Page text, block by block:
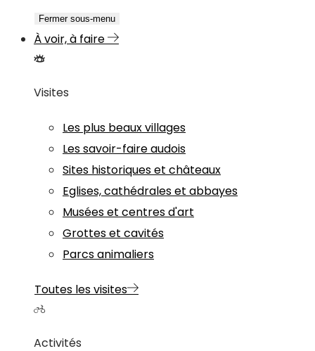
Fermer sous-menu
À voir, à faire
Visites
Les plus beaux villages
Les savoir-faire audois
Sites historiques et châteaux
Eglises, cathédrales et abbayes
Musées et centres d'art
Grottes et cavités
Parcs animaliers
Toutes les visites
Activités